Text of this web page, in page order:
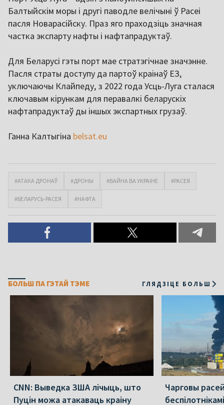
Балтыйскім моры і другі паводле велічыні ў Расеі
пасля Новарасійску. Праз яго праходзіць значная
частка экспарту нафты і нафтапрадуктаў.
Для Беларусі гэты порт мае стратэгічнае значэнне.
Пасля страты доступу да партоў краінаў ЕЗ,
уключаючы Клайпеду, з 2022 года Усць-Луга сталася
ключавым кірункам для перавалкі беларускіх
нафтапрадуктаў ды іншых экспартных грузаў.
Ганна Калтыгіна belsat.eu
#АТАКА ДРОНАЎ #ДРОНЫ #ВАЙНА ВА УКРАІНЕ #РАСЕЯ
#БЕЛАРУСЬ-РАСЕЯ #НАФТА
БОЛЬШ ПА ГЭТАЙ ТЭМЕ ГЛЯДЗІЦЕ БОЛЬШ
CNN: Выведка ЗША лічыць, што
Пуцін можа атакаваць краіну
Чарговы